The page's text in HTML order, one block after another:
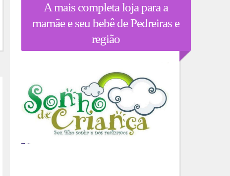
A mais completa loja para a
mamãe e seu bebê de Pedreiras e
região